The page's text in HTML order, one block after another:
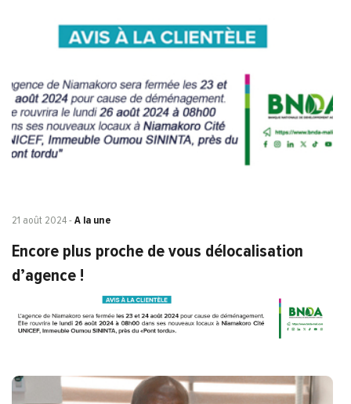
21 août 2024 - A la une
Encore plus proche de vous délocalisation
d’agence !